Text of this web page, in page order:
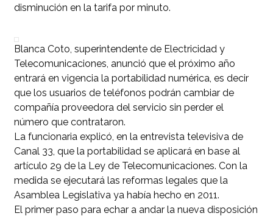
disminución en la tarifa por minuto.
Blanca Coto, superintendente de Electricidad y
Telecomunicaciones, anunció que el próximo año
entrará en vigencia la portabilidad numérica, es decir
que los usuarios de teléfonos podrán cambiar de
compañía proveedora del servicio sin perder el
número que contrataron.
La funcionaria explicó, en la entrevista televisiva de
Canal 33, que la portabilidad se aplicará en base al
artículo 29 de la Ley de Telecomunicaciones. Con la
medida se ejecutará las reformas legales que la
Asamblea Legislativa ya había hecho en 2011.
El primer paso para echar a andar la nueva disposición